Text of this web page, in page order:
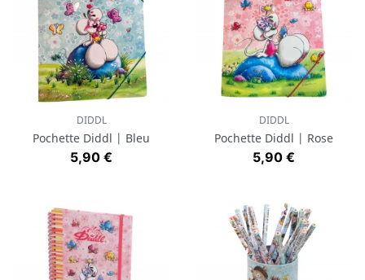
DIDDL
Pochette Diddl | Bleu
Prix
5,90 €
DIDDL
Pochette Diddl | Rose
Prix
5,90 €